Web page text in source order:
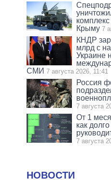
Крыму 7
КНДР
млрд с
Украине
СМИ 7 августа 2026, 11:41
Россия
7 августа
От 1
как
7 августа
НОВОСТИ